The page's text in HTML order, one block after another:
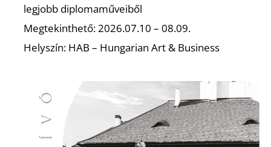
legjobb diplomaműveiből
Megtekinthető: 2026.07.10 – 08.09.
Helyszín: HAB – Hungarian Art & Business